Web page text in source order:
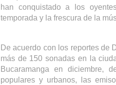
han conquistado a los
temporada y la frescura de la
De acuerdo con los reportes de
más de 150 sonadas en la
Bucaramanga en diciembre,
populares y urbanos, las